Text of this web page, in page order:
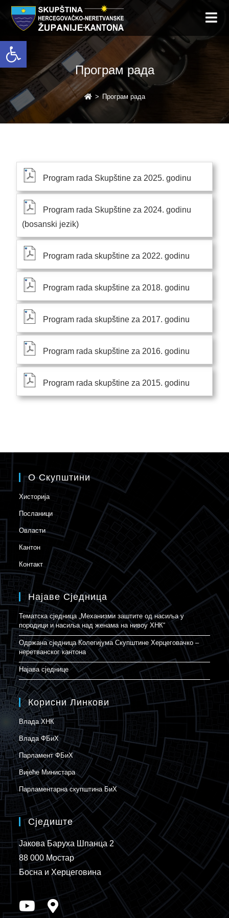
Open toolbar
Програм рада
> Програм рада
Program rada Skupštine za 2025. godinu
Program rada Skupštine za 2024. godinu
(bosanski jezik)
Program rada skupštine za 2022. godinu
Program rada skupštine za 2018. godinu
Program rada skupštine za 2017. godinu
Program rada skupštine za 2016. godinu
Program rada skupštine za 2015. godinu
О Скупштини
Хисторија
Посланици
Овласти
Кантон
Контакт
Најаве Сједница
Тематска сједница „Механизми заштите од насиља у
породици и насиља над женама на нивоу ХНК“
Одржана сједница Колегијума Скупштине Херцеговачко –
неретванског кантона
Најава сједнице
Корисни Линкови
Влада ХНК
Влада ФБиХ
Парламент ФБиХ
Вијеће Министара
Парламентарна скупштина БиХ
Сједиште
Јакова Баруха Шпанца 2
88 000 Мостар
Босна и Херцеговина